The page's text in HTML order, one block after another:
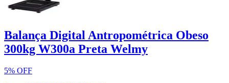
Balança Digital Antropométrica Obeso
300kg W300a Preta Welmy
5% OFF